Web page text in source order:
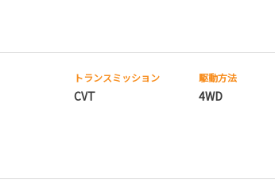
トランスミッション
CVT
駆動方法
4WD